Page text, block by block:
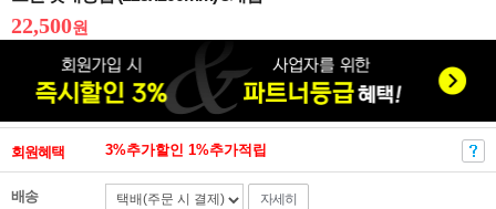
22,500원
회원혜택 3%추가할인 1%추가적립
배송 자세히